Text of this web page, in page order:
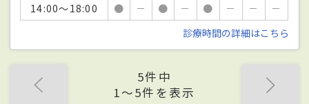
14:00～18:00
● － ● － ● － －
－
診療時間の詳細はこちら
5件中
1〜5件を表示